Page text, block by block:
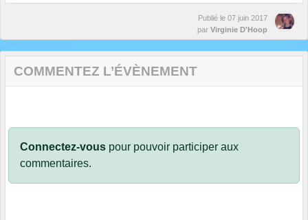
Publié le 07 juin 2017
par Virginie D'Hoop
COMMENTEZ L’ÉVÈNEMENT
Connectez-vous pour pouvoir participer aux
commentaires.